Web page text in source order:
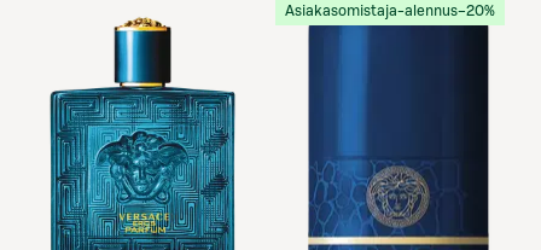
Asiakasomistaja-alennus−20%